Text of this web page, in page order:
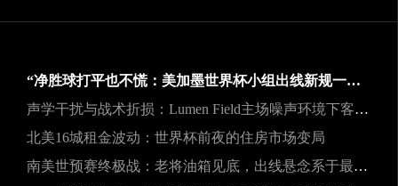
“净胜球打平也不慌：美加墨世界杯小组出线新规一图看懂”
声学干扰与战术折损：Lumen Field主场噪声环境下客队边线发球效能的影响研究
北美16城租金波动：世界杯前夜的住房市场变局
南美世预赛终极战：老将油箱见底，出线悬念系于最后一口气